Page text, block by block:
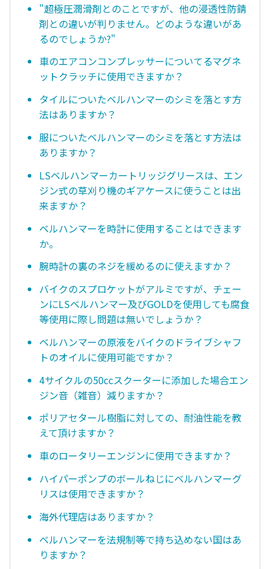
"超極圧潤滑剤とのことですが、他の浸透性防錆
剤との違いが判りません。どのような違いがあ
るのでしょうか?"
車のエアコンコンプレッサーについてるマグネ
ットクラッチに使用できますか？
タイルについたベルハンマーのシミを落とす方
法はありますか？
服についたベルハンマーのシミを落とす方法は
ありますか？
LSベルハンマーカートリッジグリースは、エン
ジン式の草刈り機のギアケースに使うことは出
来ますか？
ベルハンマーを時計に使用することはできます
か。
腕時計の裏のネジを緩めるのに使えますか？
バイクのスプロケットがアルミですが、チェー
ンにLSベルハンマー及びGOLDを使用しても腐食
等使用に際し問題は無いでしょうか？
ベルハンマーの原液をバイクのドライブシャフ
トのオイルに使用可能ですか？
4サイクルの50ccスクーターに添加した場合エン
ジン音（雑音）減りますか？
ポリアセタール樹脂に対しての、耐油性能を教
えて頂けますか？
車のロータリーエンジンに使用できますか？
ハイパーポンプのボールねじにベルハンマーグ
リスは使用できますか？
海外代理店はありますか？
ベルハンマーを法規制等で持ち込めない国はあ
りますか？